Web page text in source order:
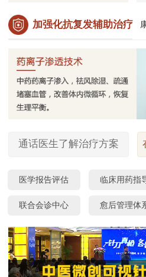
加强化抗复发辅助治疗
通话医生了解治疗方案
医学报告评估 临床用药指
联合会诊中心 愈后管理体